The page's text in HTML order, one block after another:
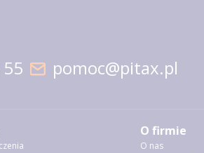
pomoc@pitax.pl
O firmie
O nas